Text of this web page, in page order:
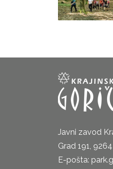
Javni zavod
Grad 191,
E-pošta: